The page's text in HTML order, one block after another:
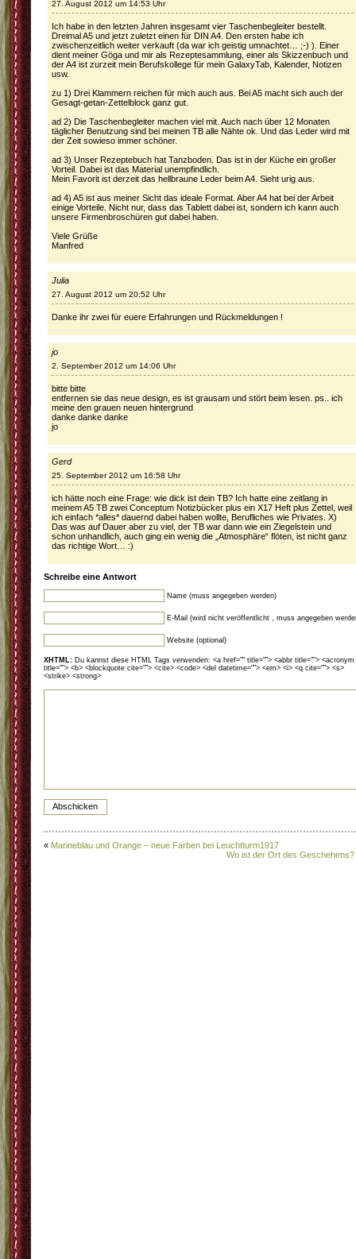
27. August 2012 um 14:53 Uhr
Ich habe in den letzten Jahren insgesamt vier Taschenbegleiter bestellt.
Dreimal A5 und jetzt zuletzt einen für DIN A4. Den ersten habe ich
zwischenzeitlich weiter verkauft (da war ich geistig umnachtet… ;-) ). Einer
dient meiner Göga und mir als Rezeptesammlung, einer als Skizzenbuch und
der A4 ist zurzeit mein Berufskollege für mein GalaxyTab, Kalender, Notizen
usw.
zu 1) Drei Klammern reichen für mich auch aus. Bei A5 macht sich auch der
Gesagt-getan-Zettelblock ganz gut.
ad 2) Die Taschenbegleiter machen viel mit. Auch nach über 12 Monaten
täglicher Benutzung sind bei meinen TB alle Nähte ok. Und das Leder wird mit
der Zeit sowieso immer schöner.
ad 3) Unser Rezeptebuch hat Tanzboden. Das ist in der Küche ein großer
Vorteil. Dabei ist das Material unempfindlich.
Mein Favorit ist derzeit das hellbraune Leder beim A4. Sieht urig aus.
ad 4) A5 ist aus meiner Sicht das ideale Format. Aber A4 hat bei der Arbeit
einige Vorteile. Nicht nur, dass das Tablett dabei ist, sondern ich kann auch
unsere Firmenbroschüren gut dabei haben.
Viele Grüße
Manfred
Julia
27. August 2012 um 20:52 Uhr
Danke ihr zwei für euere Erfahrungen und Rückmeldungen !
jo
2. September 2012 um 14:06 Uhr
bitte bitte
entfernen sie das neue design, es ist grausam und stört beim lesen. ps.. ich
meine den grauen neuen hintergrund
danke danke danke
jo
Gerd
25. September 2012 um 16:58 Uhr
ich hätte noch eine Frage: wie dick ist dein TB? Ich hatte eine zeitlang in
meinem A5 TB zwei Conceptum Notizbücker plus ein X17 Heft plus Zettel, weil
ich einfach *alles* dauernd dabei haben wollte, Berufliches wie Privates. X)
Das was auf Dauer aber zu viel, der TB war dann wie ein Ziegelstein und
schon unhandlich, auch ging ein wenig die „Atmosphäre“ flöten, ist nicht ganz
das richtige Wort… :)
Schreibe eine Antwort
Name (muss angegeben werden)
E-Mail (wird nicht veröffentlicht , muss angegeben
Website (optional)
XHTML: Du kannst diese HTML Tags verwenden: <a href="" title=""> <abbr title=""> <acronym
title=""> <b> <blockquote cite=""> <cite> <code> <del datetime=""> <em> <i> <q cite=""> <s>
<strike> <strong>
« Marineblau und Orange – neue Farben bei Leuchtturm1917
Wo ist der Ort des Geschehens?